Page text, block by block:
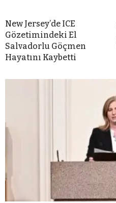
New Jersey’de ICE
Gözetimindeki El
Salvadorlu Göçmen
Hayatını Kaybetti